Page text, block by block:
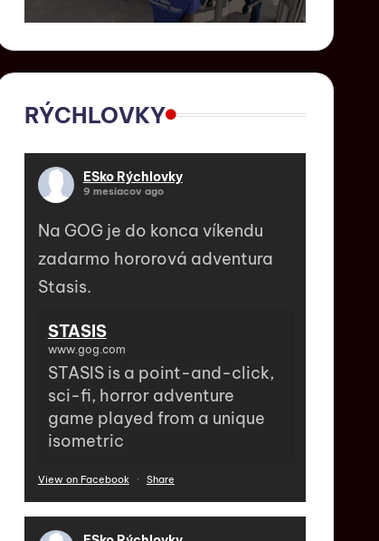
RÝCHLOVKY
ESko Rýchlovky
9 mesiacov ago
Na GOG je do konca víkendu
zadarmo hororová adventura
Stasis.
STASIS
www.gog.com
STASIS is a point-and-click,
sci-fi, horror adventure
game played from a unique
isometric
View on Facebook · Share